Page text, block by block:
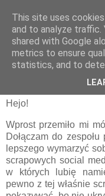
czwartek, 5
Kartki
Hejo!
Wprost przemiło mi
Dołączam do
lepszego wymarzyć
scrapowych social
w których lubię
pewno z tej właśnie
This site uses
and to analyze traffic.
shared with Google
metrics to ensure
statistics, and to